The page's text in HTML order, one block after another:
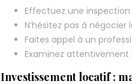
Effectuez une
N’hésitez pas à
Faites appel à un
Examinez
Investissement locatif :